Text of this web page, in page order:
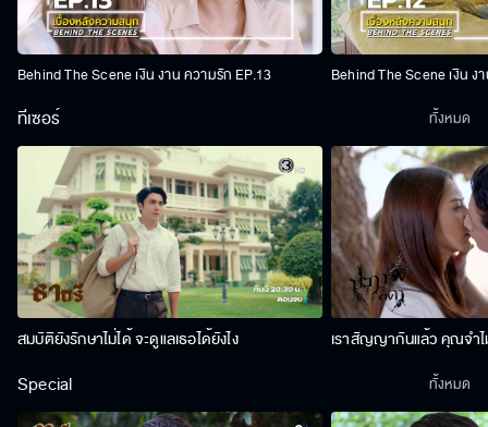
Behind The Scene เงิน งาน ความรัก EP.13 Behind The Scene เงิน ง
ทีเซอร์
สมบัติยังรักษาไม่ได้ จะดูแลเธอได้ยังไง เราสัญญากันแล้ว คุณจำไ
ทั้งหมด
Special ทั้งหมด